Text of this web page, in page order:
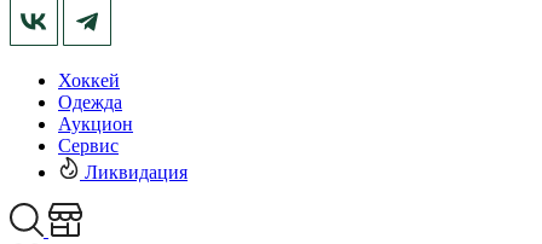
Хоккей
Одежда
Аукцион
Сервис
Ликвидация